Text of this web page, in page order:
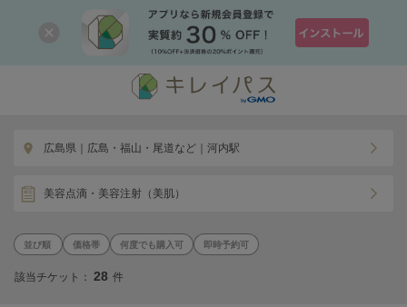
広島県｜広島・福山・尾道など｜河内駅
美容点滴・美容注射（美肌）
価格帯 何度でも購入可 即時予約可
該当チケット： 28 件